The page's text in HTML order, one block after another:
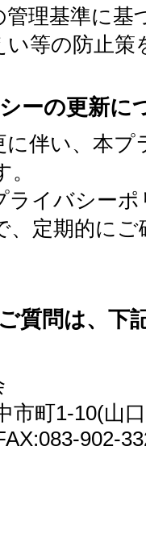
理基準に基
い等の防止策
ーの更新に
に伴い、本
ライバシー
、定期的に
質問は、下
市町1-10(山
902-